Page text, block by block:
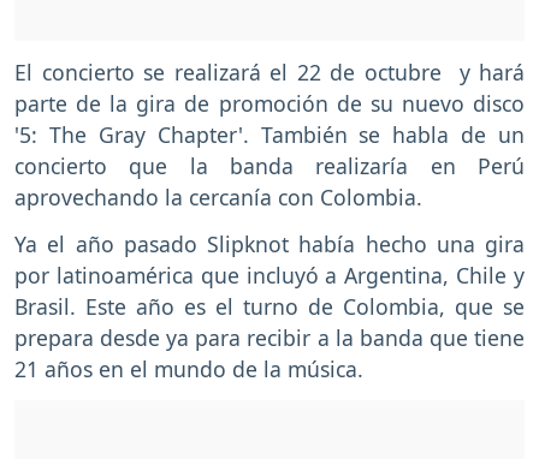
El concierto se realizará el 22 de octubre y hará
parte de la gira de promoción de su nuevo disco
'5: The Gray Chapter'. También se habla de un
concierto que la banda realizaría en Perú
aprovechando la cercanía con Colombia.
Ya el año pasado Slipknot había hecho una gira
por latinoamérica que incluyó a Argentina, Chile y
Brasil. Este año es el turno de Colombia, que se
prepara desde ya para recibir a la banda que tiene
21 años en el mundo de la música.